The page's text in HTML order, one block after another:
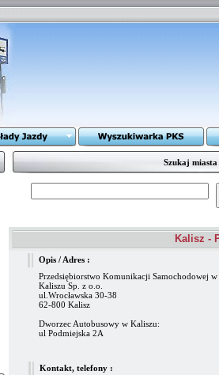
Szukaj miasta
Kalisz -
Opis / Adres :
Przedsiębiorstwo Komunikacji Samochodowej w
Kaliszu Sp. z o.o.
ul.Wrocławska 30-38
62-800 Kalisz
Dworzec Autobusowy w Kaliszu:
ul Podmiejska 2A
Kontakt, telefony :